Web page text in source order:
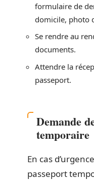
formulaire de
domicile, photo
Se rendre au
documents.
Attendre la
passeport.
Demande
temporaire
En cas
passeport